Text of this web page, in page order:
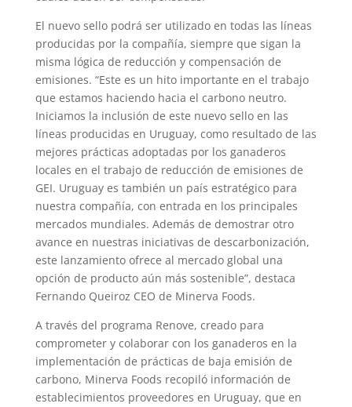
El nuevo sello podrá ser utilizado en todas las líneas
producidas por la compañía, siempre que sigan la
misma lógica de reducción y compensación de
emisiones. “Este es un hito importante en el trabajo
que estamos haciendo hacia el carbono neutro.
Iniciamos la inclusión de este nuevo sello en las
líneas producidas en Uruguay, como resultado de las
mejores prácticas adoptadas por los ganaderos
locales en el trabajo de reducción de emisiones de
GEI. Uruguay es también un país estratégico para
nuestra compañía, con entrada en los principales
mercados mundiales. Además de demostrar otro
avance en nuestras iniciativas de descarbonización,
este lanzamiento ofrece al mercado global una
opción de producto aún más sostenible”, destaca
Fernando Queiroz CEO de Minerva Foods.
A través del programa Renove, creado para
comprometer y colaborar con los ganaderos en la
implementación de prácticas de baja emisión de
carbono, Minerva Foods recopiló información de
establecimientos proveedores en Uruguay, que en